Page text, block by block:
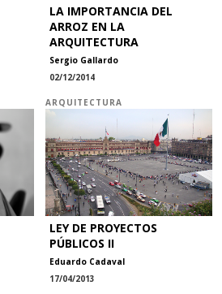
LA IMPORTANCIA DEL
ARROZ EN LA
ARQUITECTURA
Sergio Gallardo
02/12/2014
ARQUITECTURA
LEY DE PROYECTOS
PÚBLICOS II
Eduardo Cadaval
17/04/2013